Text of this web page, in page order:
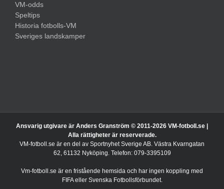
VM-odds
Speltips
Historia fotbolls-VM
Sveriges landskamper
Ansvarig utgivare är Anders Granström © 2011-2026 VM-fotboll.se |
Alla rättigheter är reserverade.
VM-fotboll.se är en del av Sportnyhet Sverige AB. Västra Kvarngatan
62, 61132 Nyköping. Telefon: 079-3395109
Vm-fotboll.se är en fristående hemsida och har ingen koppling med
FIFA eller Svenska Fotbollsförbundet.